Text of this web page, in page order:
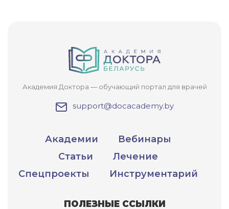
Академия Доктора — обучающий портал для врачей
support@docacademy.by
Академии
Вебинары
Статьи
Лечение
Спецпроекты
Инструментарий
ПОЛЕЗНЫЕ ССЫЛКИ